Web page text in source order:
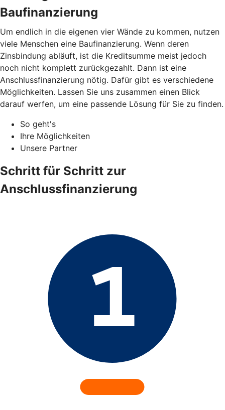
Baufinanzierung
Um endlich in die eigenen vier Wände zu kommen, nutzen
viele Menschen eine Baufinanzierung. Wenn deren
Zinsbindung abläuft, ist die Kreditsumme meist jedoch
noch nicht komplett zurückgezahlt. Dann ist eine
Anschlussfinanzierung nötig. Dafür gibt es verschiedene
Möglichkeiten. Lassen Sie uns zusammen einen Blick
darauf werfen, um eine passende Lösung für Sie zu finden.
So geht's
Ihre Möglichkeiten
Unsere Partner
Schritt für Schritt zur
Anschlussfinanzierung